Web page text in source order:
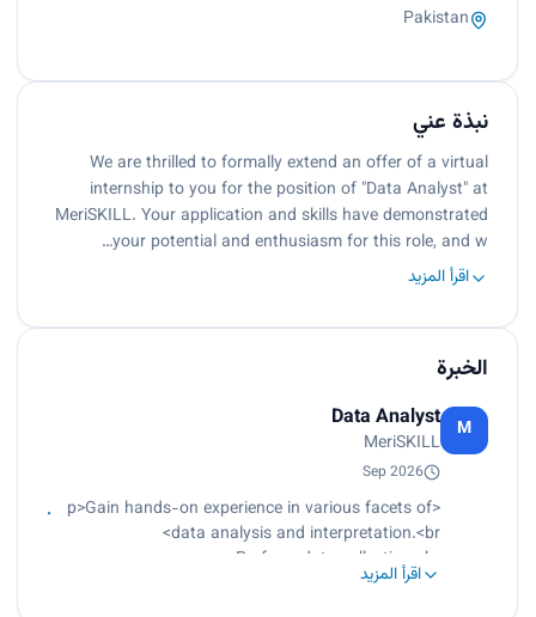
Pakistan
نبذة عني
We are thrilled to formally extend an offer of a virtual
internship to you for the position of "Data Analyst" at
MeriSKILL. Your application and skills have demonstrated
your potential and enthusiasm for this role, and w…
اقرأ المزيد
الخبرة
M
Data Analyst
MeriSKILL
Sep 2026
<p>Gain hands-on experience in various facets of
data analysis and interpretation.<br>
Perform data collection.<br>
Perform analysis.<br>
اقرأ المزيد